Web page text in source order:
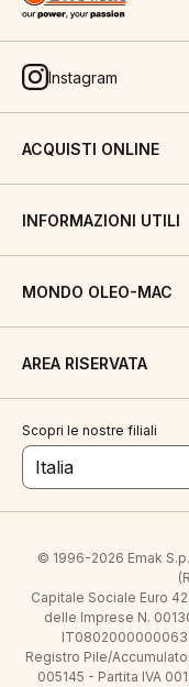
Instagram
ACQUISTI ONLINE
INFORMAZIONI UTILI
MONDO OLEO-MAC
AREA RISERVATA
Scopri le nostre filiali
Italia
© 1996-2026 Emak
Capitale Sociale Euro
delle Imprese N.
Registro Pile/
005145 - Partita IVA